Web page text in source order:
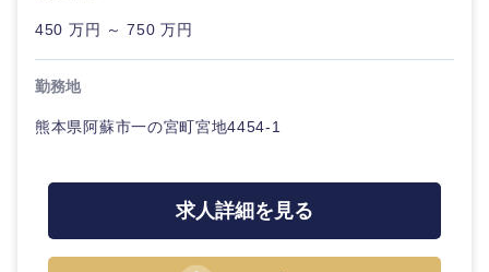
450 万円 ～ 750 万円
勤務地
熊本県阿蘇市一の宮町宮地4454-1
求人詳細を見る